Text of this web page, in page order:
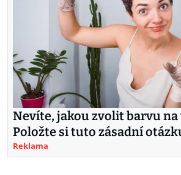
Nevíte, jakou zvolit barvu na
Položte si tuto zásadní
Reklama